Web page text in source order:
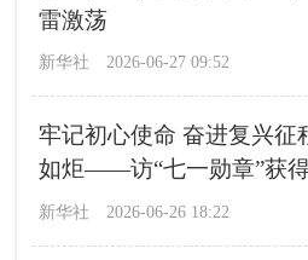
雷激荡
新华社 2026-06-27 09:52
牢记初心使命 奋进复兴征
如炬——访“七一勋章”获
新华社 2026-06-26 18:22